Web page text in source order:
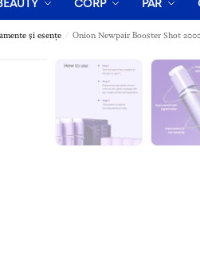
CORP PĂR
și esențe / Onion Newpair Booster Shot